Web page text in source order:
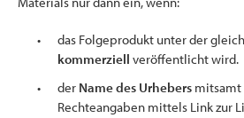
das Folgeprodukt unter der
kommerziell veröffentlicht wird.
der Name des Urhebers mitsamt
Rechteangaben mittels Link zur